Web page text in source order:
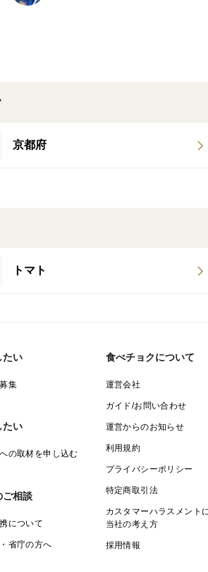
京都府
トマト
たい
集
たい
の取材を申し込む
ご相談
について
省庁の方へ
食べチョクについて
運営会社
ガイド/お問い合わせ
運営からのお知らせ
利用規約
プライバシーポリシー
特定商取引法
カスタマーハラスメント
当社の考え方
採用情報